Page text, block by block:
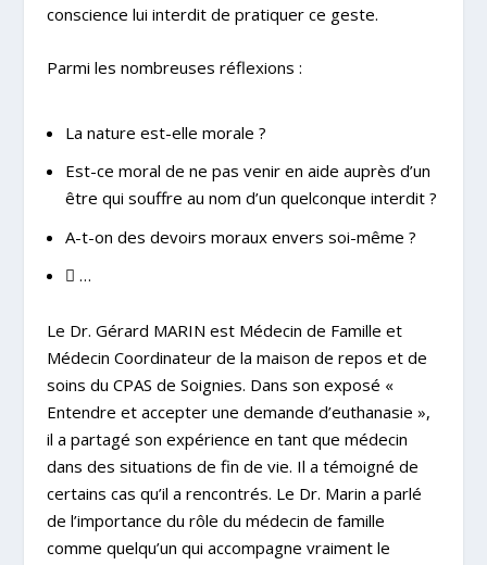
conscience lui interdit de pratiquer ce geste.
Parmi les nombreuses réflexions :
La nature est-elle morale ?
Est-ce moral de ne pas venir en aide auprès d’un
être qui souffre au nom d’un quelconque interdit ?
A-t-on des devoirs moraux envers soi-même ?
 …
Le Dr. Gérard MARIN est Médecin de Famille et
Médecin Coordinateur de la maison de repos et de
soins du CPAS de Soignies. Dans son exposé «
Entendre et accepter une demande d’euthanasie »,
il a partagé son expérience en tant que médecin
dans des situations de fin de vie. Il a témoigné de
certains cas qu’il a rencontrés. Le Dr. Marin a parlé
de l’importance du rôle du médecin de famille
comme quelqu’un qui accompagne vraiment le